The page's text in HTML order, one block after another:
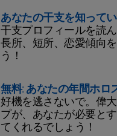
あなたの干支を知って
干支プロフィールを読
長所、短所、恋愛傾向
う！
無料: あなたの年間ホロ
好機を逃さないで。偉
プが、あなたが必要と
てくれるでしょう！